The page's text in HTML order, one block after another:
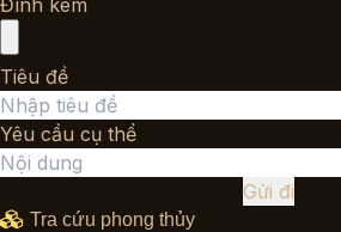
Đính kèm
Tiêu đề
Yêu cầu cụ thể
Gửi đi
Tra cứu phong thủy